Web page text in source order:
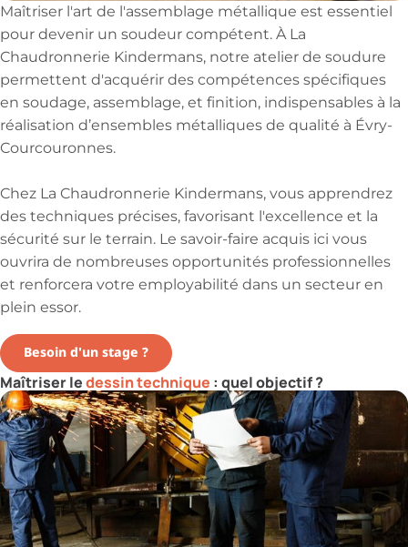
Maîtriser l'art de l'assemblage métallique est essentiel
pour devenir un soudeur compétent. À La
Chaudronnerie Kindermans, notre atelier de soudure
permettent d'acquérir des compétences spécifiques
en soudage, assemblage, et finition, indispensables à la
réalisation d’ensembles métalliques de qualité à Évry-
Courcouronnes.
Chez La Chaudronnerie Kindermans, vous apprendrez
des techniques précises, favorisant l'excellence et la
sécurité sur le terrain. Le savoir-faire acquis ici vous
ouvrira de nombreuses opportunités professionnelles
et renforcera votre employabilité dans un secteur en
plein essor.
Besoin d'un stage ?
Maîtriser ledessin technique : quel objectif ?